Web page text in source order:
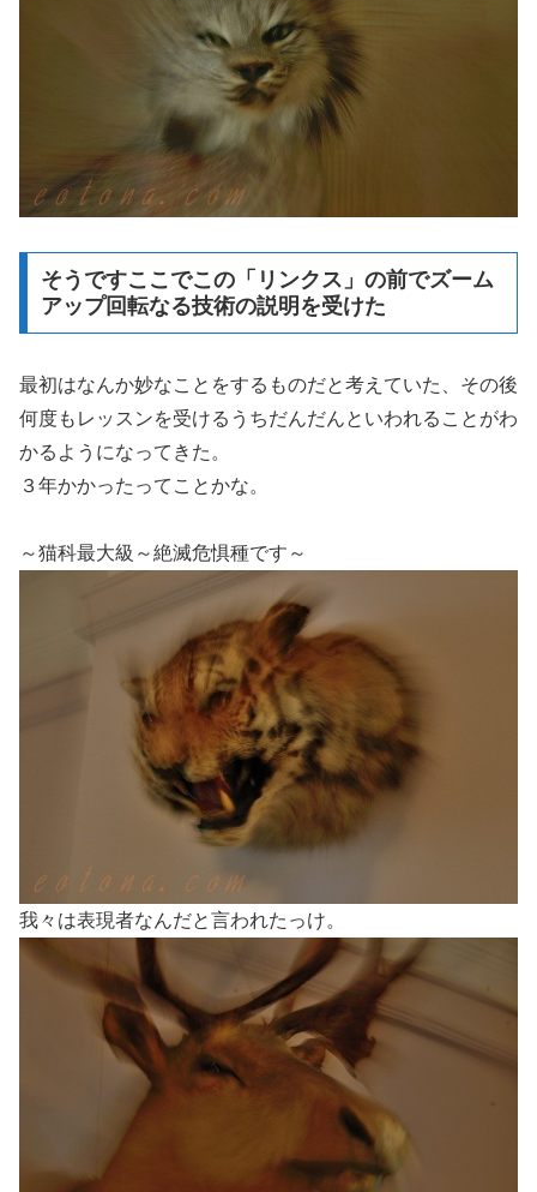
そうですここでこの「リンクス」の前でズーム
アップ回転なる技術の説明を受けた
最初はなんか妙なことをするものだと考えていた、その後
何度もレッスンを受けるうちだんだんといわれることがわ
かるようになってきた。
３年かかったってことかな。
～猫科最大級～絶滅危惧種です～
我々は表現者なんだと言われたっけ。